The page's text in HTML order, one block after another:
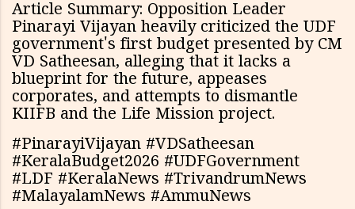
Article Summary: Opposition Leader
Pinarayi Vijayan heavily criticized the UDF
government's first budget presented by CM
VD Satheesan, alleging that it lacks a
blueprint for the future, appeases
corporates, and attempts to dismantle
KIIFB and the Life Mission project.
#PinarayiVijayan #VDSatheesan
#KeralaBudget2026 #UDFGovernment
#LDF #KeralaNews #TrivandrumNews
#MalayalamNews #AmmuNews